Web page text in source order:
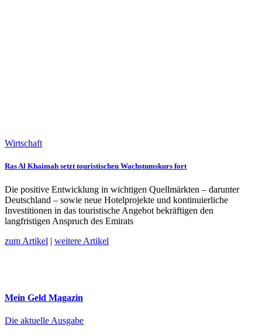
Wirtschaft
Ras Al Khaimah setzt touristischen Wachstumskurs fort
Die positive Entwicklung in wichtigen Quellmärkten – darunter
Deutschland – sowie neue Hotelprojekte und kontinuierliche
Investitionen in das touristische Angebot bekräftigen den
langfristigen Anspruch des Emirats
zum Artikel | weitere Artikel
Mein Geld Magazin
Die aktuelle Ausgabe